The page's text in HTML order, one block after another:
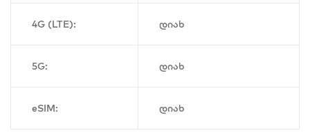
4G (LTE): დიახ
5G: დიახ
eSIM: დიახ